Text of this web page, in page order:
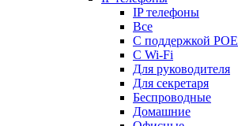
IP телефоны
Все
С поддержкой POE
C Wi-Fi
Для руководителя
Для секретаря
Беспроводные
Домашние